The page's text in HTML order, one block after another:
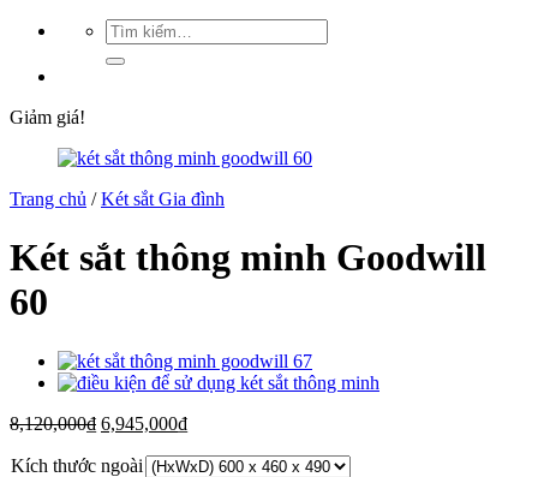
Giảm giá!
Trang chủ / Két sắt Gia đình
Két sắt thông minh Goodwill
60
8,120,000₫ 6,945,000₫
Kích thước ngoài